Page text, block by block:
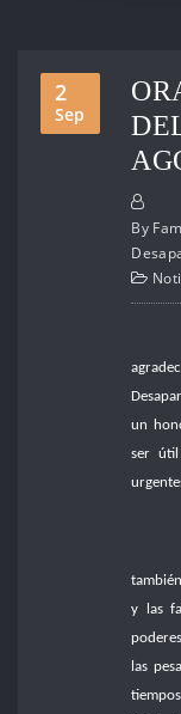
2
Sep
By
un
ser
y las
las